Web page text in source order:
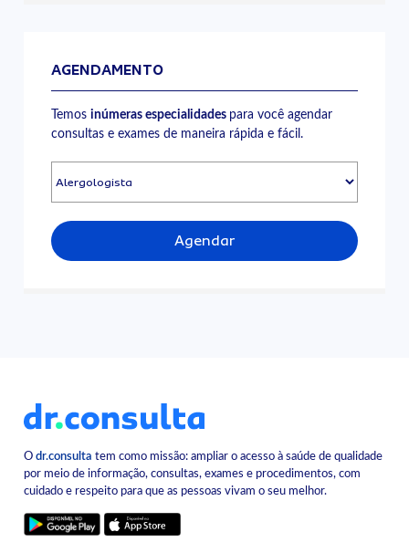
AGENDAMENTO
Temosinúmeras especialidades para você agendar
consultas e exames de maneira rápida e fácil.
Agendar
Odr.consulta tem como missão: ampliar o acesso à saúde de qualidade
por meio de informação, consultas, exames e procedimentos, com
cuidado e respeito para que as pessoas vivam o seu melhor.